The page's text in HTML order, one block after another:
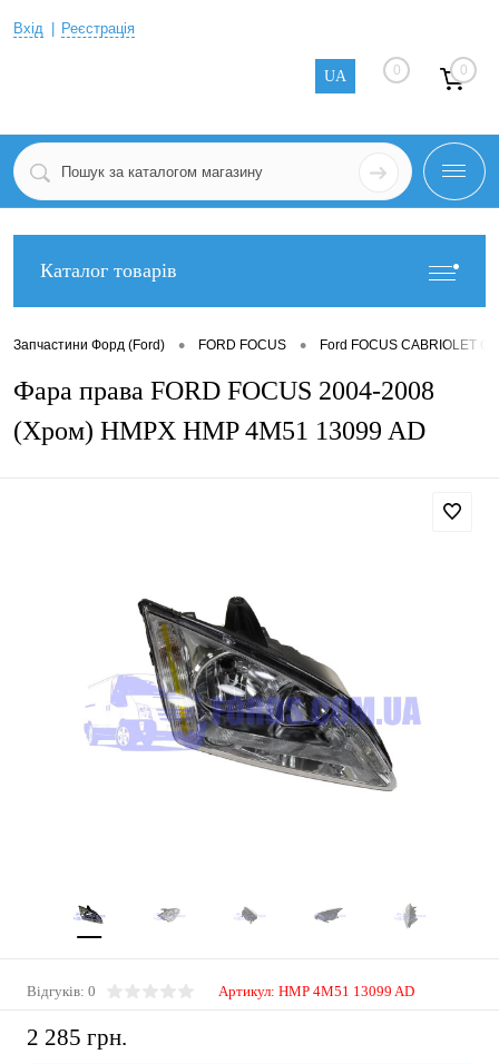
Вхід Реєстрація
UA 0 0
Каталог товарів
Запчастини Форд (Ford) • FORD FOCUS • Ford FOCUS CABRIOLET
Фара права FORD FOCUS 2004-2008
(Хром) HMPX HMP 4M51 13099 AD
Відгуків: 0 Артикул: HMP 4M51 13099 AD
2 285 грн.